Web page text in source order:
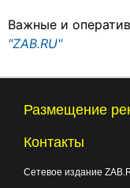
Важные и
"ZAB.RU"
Размещение
Контакты
Сетевое издание